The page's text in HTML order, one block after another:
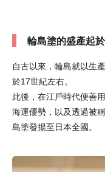
輪島塗的盛產起
自古以來，輪島就以生
於17世紀左右。
此後，在江戶時代便善
海運優勢，以及透過被
島塗發揚至日本全國。